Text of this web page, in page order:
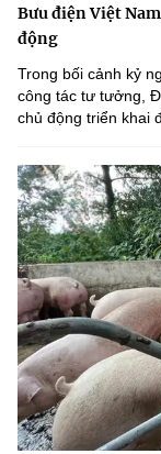
Bưu điện Việt
động
Trong bối cảnh kỷ
công tác tư tưởng,
chủ động triển khai